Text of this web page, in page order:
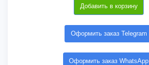
Добавить в корзину
Оформить заказ Telegram
Оформить заказ WhatsApp